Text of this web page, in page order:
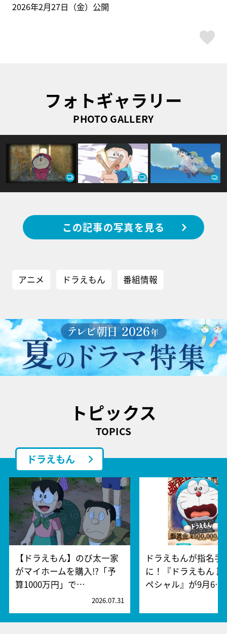
2026年2月27日（金）公開
フォトギャラリー
PHOTO GALLERY
この記事の写真を見る
アニメ ドラえもん 番組情報
トピックス
TOPICS
ドラえもん
【ドラえもん】のび太一家
がマイホームを購入!?「予
算1000万円」で…
2026.07.31
ドラえもんが指名手
に！『ドラえもん
ペシャル』が9月6…